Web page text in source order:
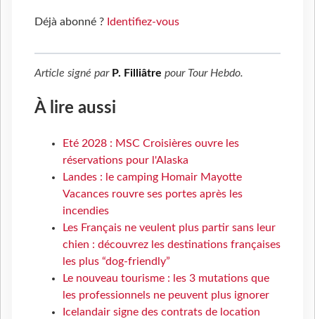
Déjà abonné ? Identifiez-vous
Article signé par P. Filliâtre pour Tour Hebdo.
À lire aussi
Eté 2028 : MSC Croisières ouvre les
réservations pour l'Alaska
Landes : le camping Homair Mayotte
Vacances rouvre ses portes après les
incendies
Les Français ne veulent plus partir sans leur
chien : découvrez les destinations françaises
les plus “dog-friendly”
Le nouveau tourisme : les 3 mutations que
les professionnels ne peuvent plus ignorer
Icelandair signe des contrats de location